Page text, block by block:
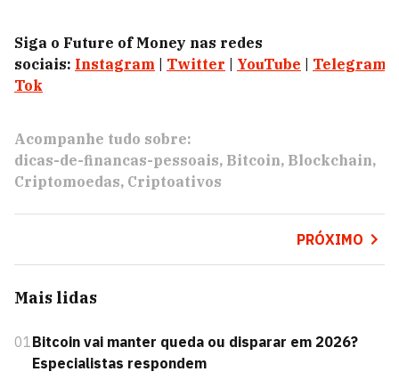
Siga o Future of Money nas redes
sociais: Instagram Twitter YouTube Telegram
Tok
Acompanhe tudo sobre:
dicas-de-financas-pessoais Bitcoin Blockchain
Criptomoedas Criptoativos
PRÓXIMO
Mais lidas
01Bitcoin vai manter queda ou disparar em 2026?
Especialistas respondem